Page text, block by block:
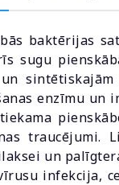
baktērijas
sugu
enzīmu un
un
infekcija,